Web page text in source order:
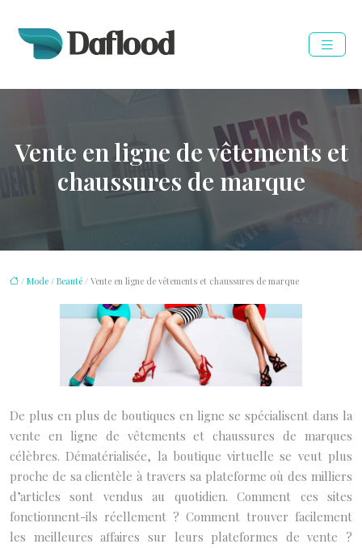
Vente en ligne de vêtements et
chaussures de marque
/ Mode / Beauté / Vente en ligne de vêtements et chaussures de marque
De plus en plus de boutiques en ligne se spécialisent dans la
vente en ligne de vêtements et chaussures de marques
célèbres. Dématérialisée, la boutique virtuelle se veut plus
proche de sa clientèle à travers sa plateforme où des milliers
d’articles sont vendus au quotidien. Comment ces sites
fonctionnent-ils réellement ? Comment trouver facilement
les meilleures affaires sur leurs plateformes de vente ?